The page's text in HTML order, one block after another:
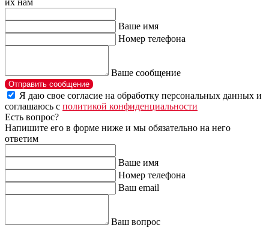
их нам
Ваше имя
Номер телефона
Ваше сообщение
Отправить сообщение
Я даю свое согласие на обработку персональных данных и
соглашаюсь с политикой конфиденциальности
Есть вопрос?
Напишите его в форме ниже и мы обязательно на него
ответим
Ваше имя
Номер телефона
Ваш email
Ваш вопрос